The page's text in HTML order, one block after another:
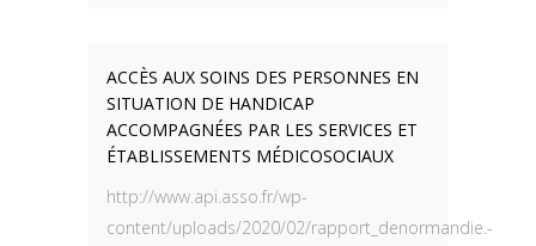
ACCÈS AUX SOINS DES PERSONNES EN
SITUATION DE HANDICAP
ACCOMPAGNÉES PAR LES SERVICES ET
ÉTABLISSEMENTS MÉDICOSOCIAUX
http://www.api.asso.fr/wp-
content/uploads/2020/02/rapport_denormandie.-